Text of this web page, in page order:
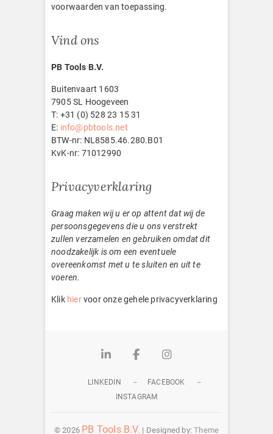
voorwaarden van toepassing.
Vind ons
PB Tools B.V.
Buitenvaart 1603
7905 SL Hoogeveen
T: +31 (0) 528 23 15 31
E: info@pbtools.net
BTW-nr: NL8585.46.280.B01
KvK-nr: 71012990
Privacyverklaring
Graag maken wij u er op attent dat wij de
persoonsgegevens die u ons verstrekt
zullen verzamelen en gebruiken omdat dit
noodzakelijk is om een eventuele
overeenkomst met u te sluiten en uit te
voeren.
Klik hiervoor onze gehele privacyverklaring
LinkedinFacebookInstagram
LINKEDIN
FACEBOOK
INSTAGRAM
© 2026 PB Tools B.V. | Designed by:Theme